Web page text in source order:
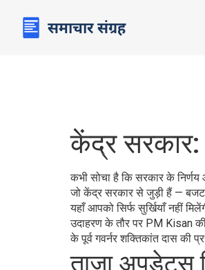
केंद्र सरकार:
कभी सोचा है कि सरकार के
जो केंद्र सरकार से जुड़ी हैं — बजट
यहाँ आपको सिर्फ सुर्खियाँ नहीं
उदाहरण के तौर पर PM Kisan
के पूर्व गवर्नर शक्तिकांत दास की
ताज़ा अपडेट्स